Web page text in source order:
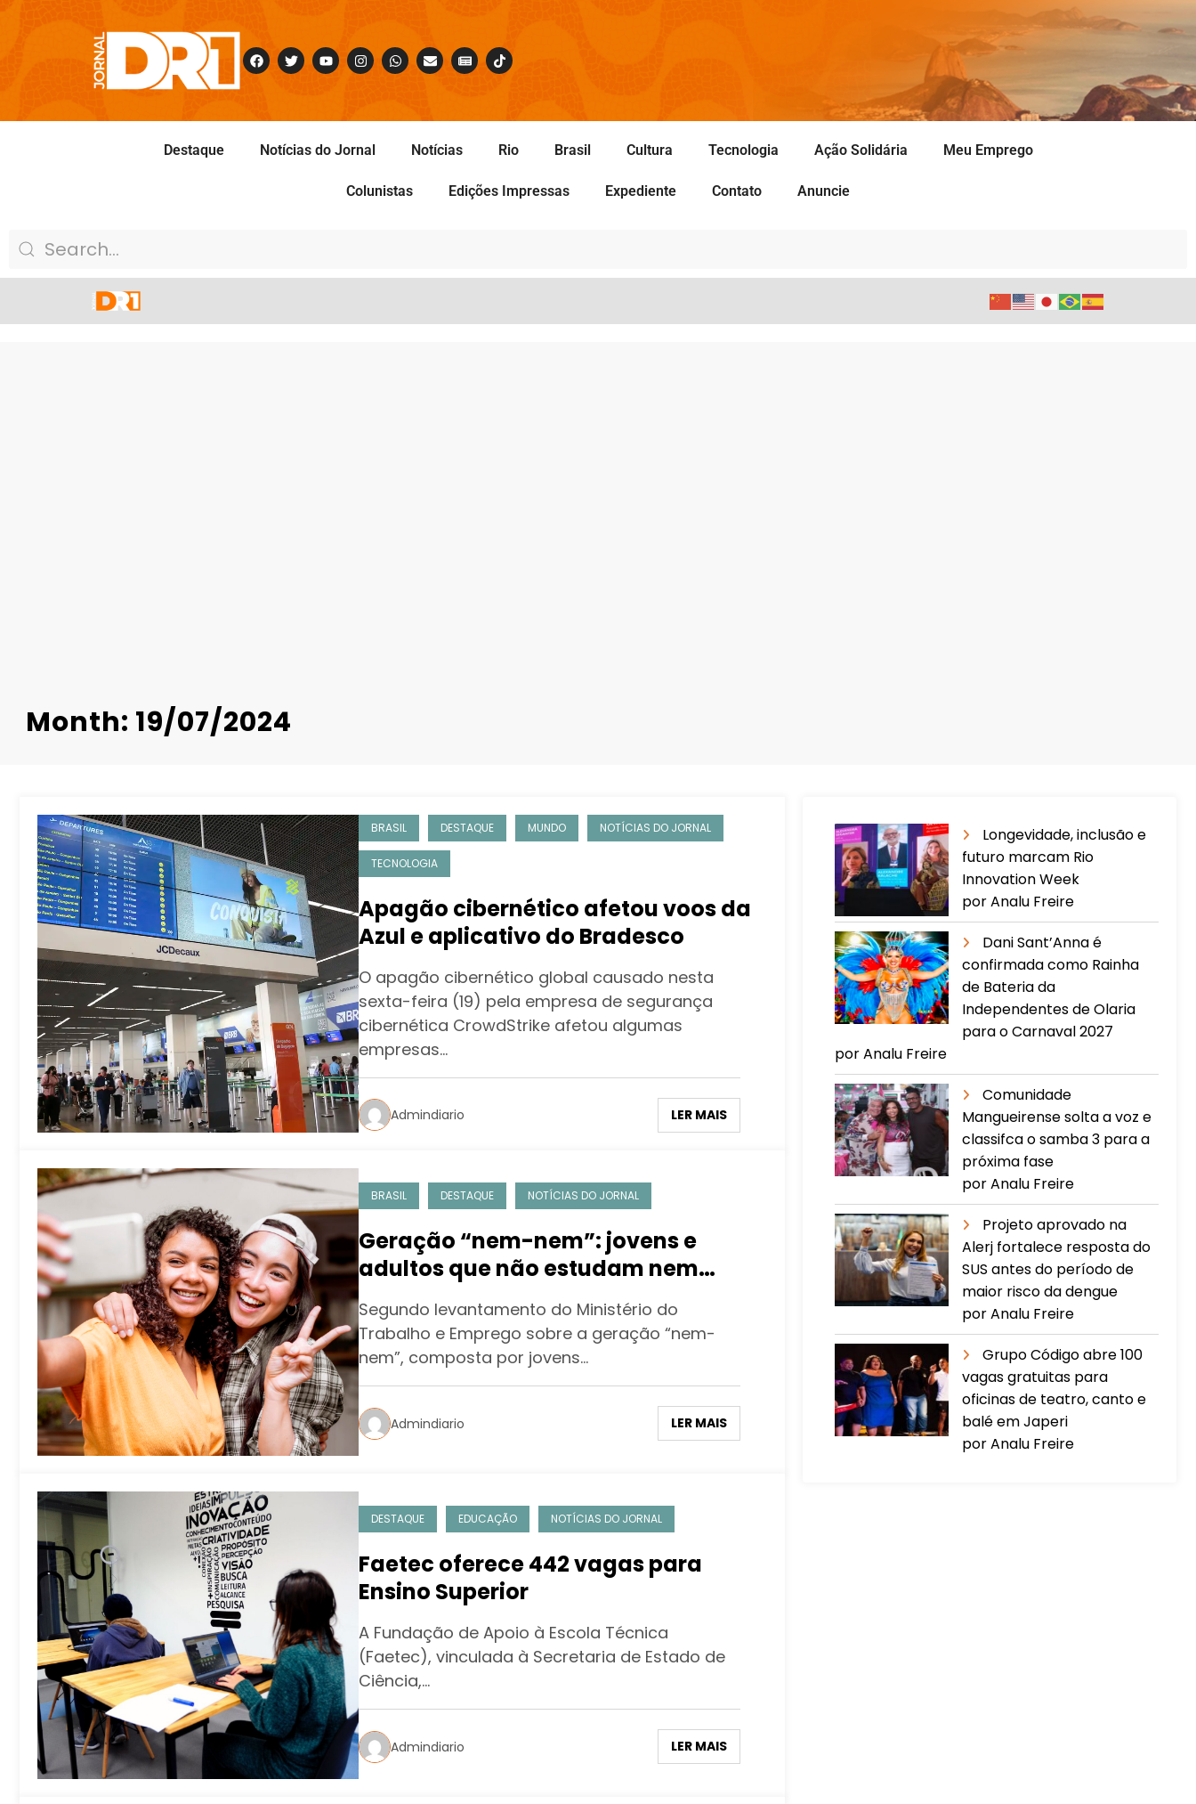
Destaque Notícias do Jornal Notícias Rio Brasil Cultura Tecnologia Ação Solidária Meu Emprego
Colunistas Edições Impressas Expediente Contato Anuncie
Month: 19/07/2024
BRASIL DESTAQUE MUNDO NOTÍCIAS DO JORNAL
TECNOLOGIA
Apagão cibernético afetou voos da
Azul e aplicativo do Bradesco
O apagão cibernético global causado nesta
sexta-feira (19) pela empresa de segurança
cibernética CrowdStrike afetou algumas
empresas…
Admindiario LER MAIS
BRASIL DESTAQUE NOTÍCIAS DO JORNAL
Geração “nem-nem”: jovens e
adultos que não estudam nem
trabalham podem ser um problema
para a família
Segundo levantamento do Ministério do
Trabalho e Emprego sobre a geração “nem-
nem”, composta por jovens…
Admindiario LER MAIS
DESTAQUE EDUCAÇÃO NOTÍCIAS DO JORNAL
Faetec oferece 442 vagas para
Ensino Superior
A Fundação de Apoio à Escola Técnica
(Faetec), vinculada à Secretaria de Estado de
Ciência,…
Admindiario LER MAIS
Longevidade, inclusão e
futuro marcam Rio
Innovation Week
por Analu Freire
Dani Sant’Anna é
confirmada como Rainha
de Bateria da
Independentes de Olaria
para o Carnaval 2027
por Analu Freire
Comunidade
Mangueirense solta a voz e
classifca o samba 3 para a
próxima fase
por Analu Freire
Projeto aprovado na
Alerj fortalece resposta do
SUS antes do período de
maior risco da dengue
por Analu Freire
Grupo Código abre 100
vagas gratuitas para
oficinas de teatro, canto e
balé em Japeri
por Analu Freire